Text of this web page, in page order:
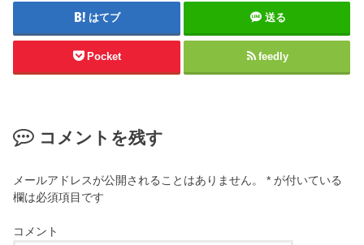
はてブ 送る
Pocket feedly
コメントを残す
メールアドレスが公開されることはありません。 * が付いている
欄は必須項目です
コメント